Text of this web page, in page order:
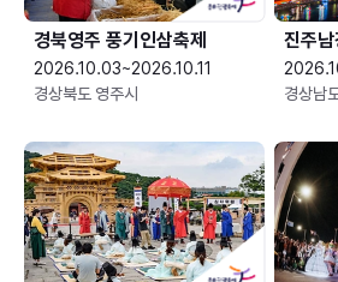
경북영주 풍기인삼축제
2026.10.03~2026.10.11
경상북도 영주시
진주남
경상남